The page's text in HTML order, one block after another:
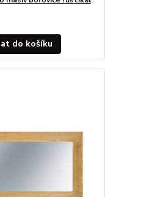
do košíku